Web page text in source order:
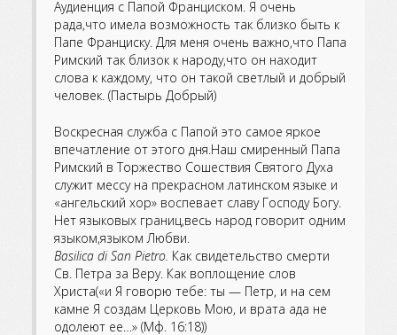
Аудиенция с Папой Франциском. Я очень
рада,что имела возможность так близко быть к
Папе Франциску. Для меня очень важно,что Папа
Римский так близок к народу,что он находит
слова к каждому, что он такой светлый и добрый
человек. (Пастырь Добрый)
Воскресная служба с Папой это самое яркое
впечатление от этого дня.Наш смиренный Папа
Римский в Торжество Сошествия Святого Духа
служит мессу на прекрасном латинском языке и
«ангельский хор» воспевает славу Господу Богу.
Нет языковых границ,весь народ говорит одним
языком,языком Любви.
Basilica di San Pietro. Как свидетельство смерти
Св. Петра за Веру. Как воплощение слов
Христа(«и Я говорю тебе: ты — Петр, и на сем
камне Я создам Церковь Мою, и врата ада не
одолеют ее…» (Мф. 16:18))